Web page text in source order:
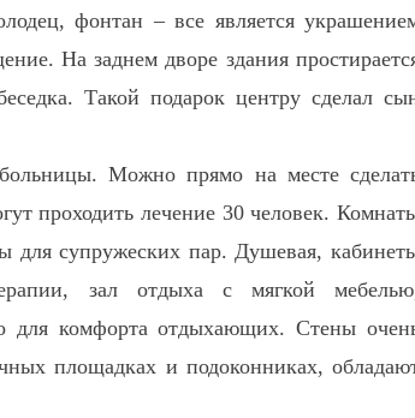
фонтан – все является
На заднем дворе здания
Такой подарок центру сделал
Можно прямо на месте
проходить лечение 30 человек.
для супружеских пар. Душевая,
зал отдыха с мягкой
для комфорта отдыхающих. Стены
площадках и подоконниках,